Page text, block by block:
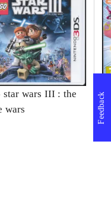
star wars III : the
wars
Feedback